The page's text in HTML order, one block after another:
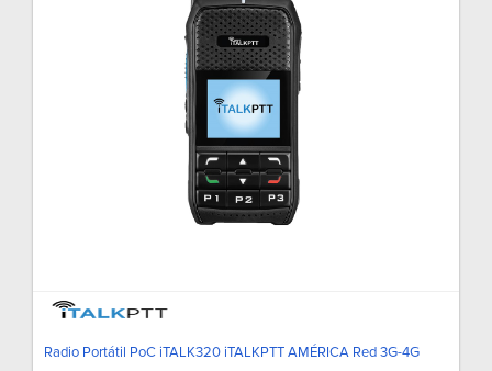
Radio Portátil PoC iTALK320 iTALKPTT AMÉRICA Red 3G-4G